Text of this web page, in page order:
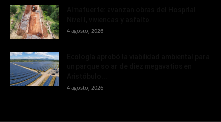
4 agosto, 2026
4 agosto, 2026